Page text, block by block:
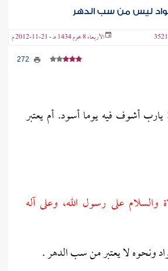
ليس من سب الدهر
الأربعاء 8 محرم 1434 هـ - 21-11-2012 م
أشوف فيه يوما أسود. أم يعتبر
والسلام على رسول الله، وعلى آله
ونحوه لا يعتبر من سب الدهر .